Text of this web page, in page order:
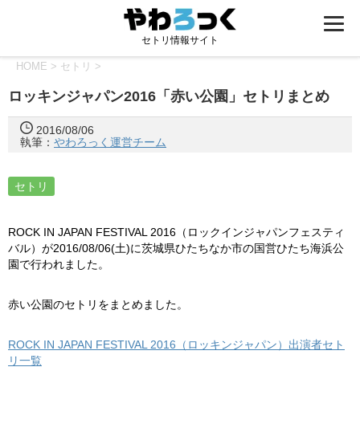
セトリ情報サイト
HOME > セトリ >
ロッキンジャパン2016「赤い公園」セトリまとめ
2016/08/06
執筆： やわろっく運営チーム
セトリ
ROCK IN JAPAN FESTIVAL 2016（ロックインジャパンフェスティ
バル）が2016/08/06(土)に茨城県ひたちなか市の国営ひたち海浜公
園で行われました。
赤い公園のセトリをまとめました。
ROCK IN JAPAN FESTIVAL 2016（ロッキンジャパン）出演者セト
リ一覧